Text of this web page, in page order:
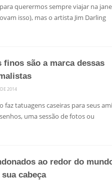
querermos sempre viajar na
isso), mas o artista Jim Darling
finos são a marca dessas
2014
faz tatuagens caseiras para seus
uma sessão de fotos ou
ao redor do
cabeça